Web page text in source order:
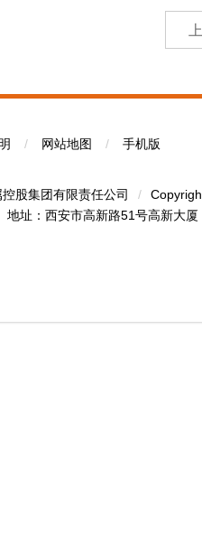
/ 网站地图 / 手机版
股集团有限责任公司 /
地址：西安市高新路51号高新大厦